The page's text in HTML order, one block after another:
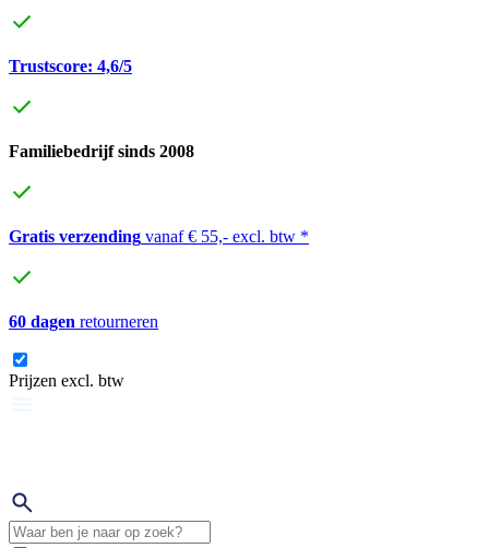
Trustscore: 4,6/5
Familiebedrijf sinds 2008
Gratis verzending vanaf € 55,- excl. btw *
60 dagen retourneren
Prijzen excl. btw